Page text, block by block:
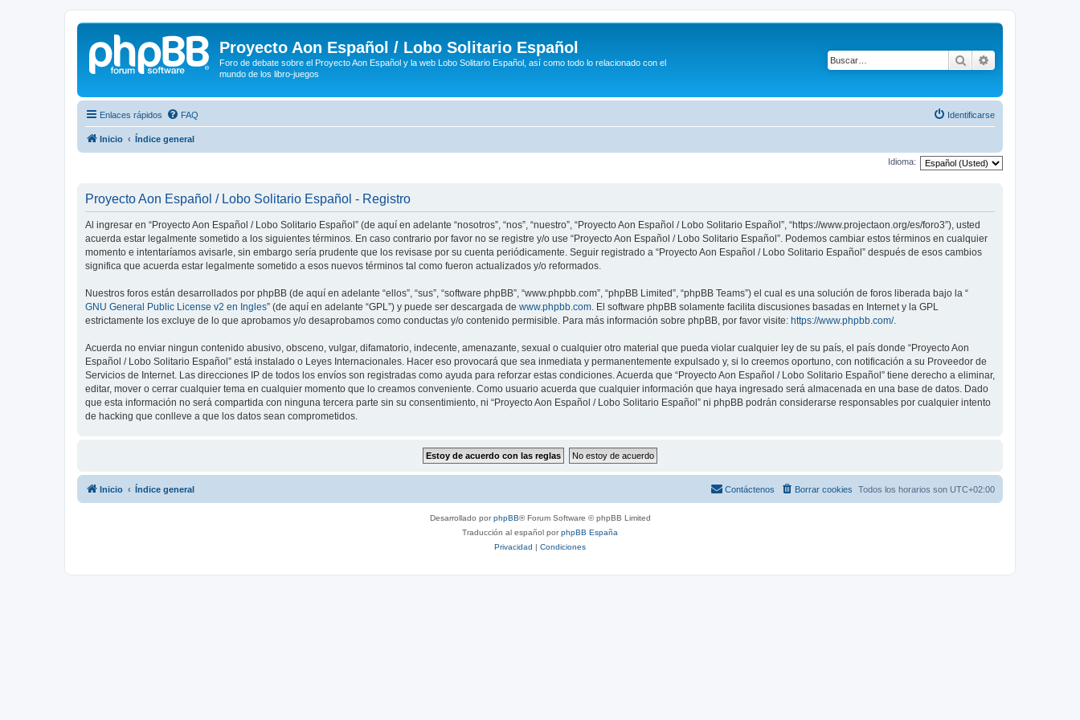
Proyecto Aon Español / Lobo Solitario Español
Foro de debate sobre el Proyecto Aon Español y la web Lobo Solitario Español, así como todo lo relacionado con el
mundo de los libro-juegos
Buscar
Enlaces rápidos FAQ Identificarse
Inicio Índice general
Idioma:
Proyecto Aon Español / Lobo Solitario Español - Registro
Al ingresar en “Proyecto Aon Español / Lobo Solitario Español” (de aquí en adelante “nosotros”, “nos”, “nuestro”, “Proyecto Aon Español / Lobo Solitario Español”, “https://www.projectaon.org/es/foro3”), usted
acuerda estar legalmente sometido a los siguientes términos. En caso contrario por favor no se registre y/o use “Proyecto Aon Español / Lobo Solitario Español”. Podemos cambiar estos términos en cualquier
momento e intentaríamos avisarle, sin embargo sería prudente que los revisase por su cuenta periódicamente. Seguir registrado a “Proyecto Aon Español / Lobo Solitario Español” después de esos cambios
significa que acuerda estar legalmente sometido a esos nuevos términos tal como fueron actualizados y/o reformados.
Nuestros foros están desarrollados por phpBB (de aquí en adelante “ellos”, “sus”, “software phpBB”, “www.phpbb.com”, “phpBB Limited”, “phpBB Teams”) el cual es una solución de foros liberada bajo la “
GNU General Public License v2 en Ingles” (de aquí en adelante “GPL”) y puede ser descargada de www.phpbb.com. El software phpBB solamente facilita discusiones basadas en Internet y la GPL
estrictamente los excluye de lo que aprobamos y/o desaprobamos como conductas y/o contenido permisible. Para más información sobre phpBB, por favor visite: https://www.phpbb.com/.
Acuerda no enviar ningun contenido abusivo, obsceno, vulgar, difamatorio, indecente, amenazante, sexual o cualquier otro material que pueda violar cualquier ley de su país, el país donde “Proyecto Aon
Español / Lobo Solitario Español” está instalado o Leyes Internacionales. Hacer eso provocará que sea inmediata y permanentemente expulsado y, si lo creemos oportuno, con notificación a su Proveedor de
Servicios de Internet. Las direcciones IP de todos los envíos son registradas como ayuda para reforzar estas condiciones. Acuerda que “Proyecto Aon Español / Lobo Solitario Español” tiene derecho a eliminar,
editar, mover o cerrar cualquier tema en cualquier momento que lo creamos conveniente. Como usuario acuerda que cualquier información que haya ingresado será almacenada en una base de datos. Dado
que esta información no será compartida con ninguna tercera parte sin su consentimiento, ni “Proyecto Aon Español / Lobo Solitario Español” ni phpBB podrán considerarse responsables por cualquier intento
de hacking que conlleve a que los datos sean comprometidos.
Inicio Índice general Todos los horarios son UTC+02:00
Borrar cookies
Contáctenos
Desarrollado porphpBB® Forum Software © phpBB Limited
Traducción al español porphpBB España
Privacidad | Condiciones